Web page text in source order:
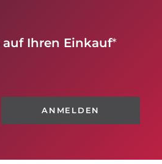
auf Ihren Einkauf*
ANMELDEN